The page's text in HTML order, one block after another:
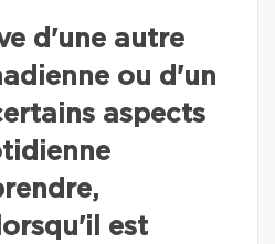
d'une autre
ou d'un
aspects
est